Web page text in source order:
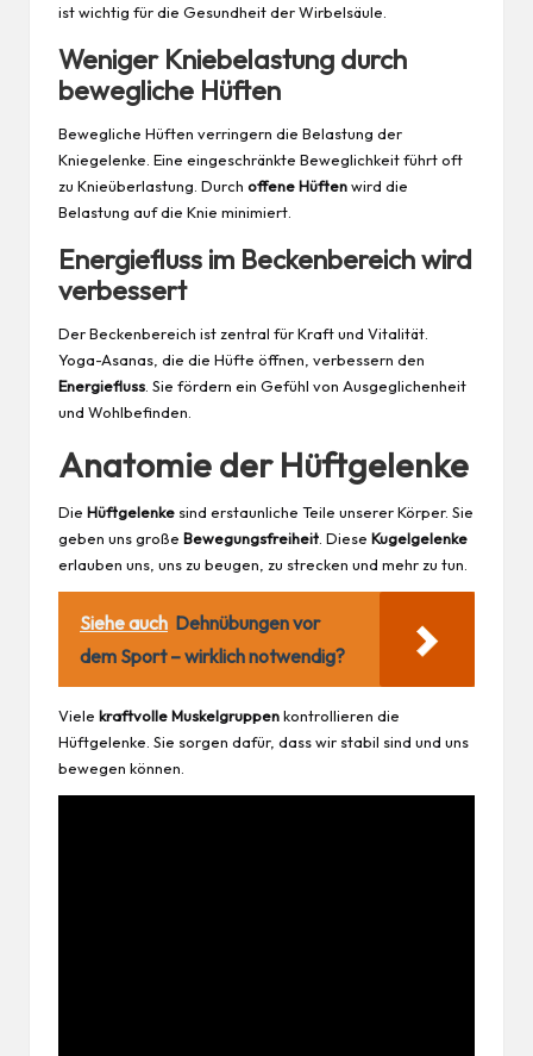
ist wichtig für die Gesundheit der Wirbelsäule.
Weniger Kniebelastung durch
bewegliche Hüften
Bewegliche Hüften verringern die Belastung der
Kniegelenke. Eine eingeschränkte Beweglichkeit führt oft
zu Knieüberlastung. Durch offene Hüftenwird die
Belastung auf die Knie minimiert.
Energiefluss im Beckenbereich wird
verbessert
Der Beckenbereich ist zentral für Kraft und Vitalität.
Yoga-Asanas, die die Hüfte öffnen, verbessern den
Energiefluss . Sie fördern ein Gefühl von Ausgeglichenheit
und Wohlbefinden.
Anatomie der Hüftgelenke
Die Hüftgelenke sind erstaunliche Teile unserer Körper. Sie
geben uns große Bewegungsfreiheit . Diese Kugelgelenke
erlauben uns, uns zu beugen, zu strecken und mehr zu tun.
Siehe auch Dehnübungen vor
dem Sport – wirklich notwendig?
Viele kraftvolle Muskelgruppenkontrollieren die
Hüftgelenke. Sie sorgen dafür, dass wir stabil sind und uns
bewegen können.